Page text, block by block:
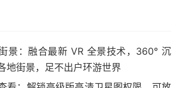
景：融合最新 VR 全景技术，360° 沉
地街景，足不出户环游世界